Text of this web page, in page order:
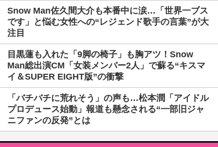
Snow Man佐久間大介も本番中に涙…「世界一ブス
です」と悩む女性への“レジェンド歌手の言葉”が大
注目
目黒蓮も入れた「9脚の椅子」も胸アツ！Snow
Man総出演CM「女装メンバー2人」で蘇る“キスマ
イ＆SUPER EIGHT版”の衝撃
「バチバチに荒れそう」の声も…松本潤「アイドル
プロデュース始動」報道も懸念される“一部旧ジャ
ニファンの反発”とは